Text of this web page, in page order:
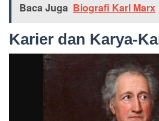
Baca Juga Biografi Karl Marx
Karier dan Karya-